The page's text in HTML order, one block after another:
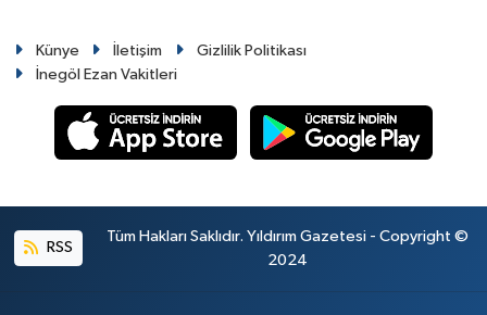
Künye İletişim
Gizlilik Politikası
İnegöl Ezan Vakitleri
RSS
Tüm Hakları Saklıdır. Yıldırım Gazetesi - Copyright ©
2024